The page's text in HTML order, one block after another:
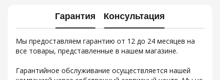
Гарантия Консультация
Мы предоставляем гарантию от 12 до 24 месяцев на
все товары, представленные в нашем магазине.
Гарантийное обслуживание осуществляется нашей